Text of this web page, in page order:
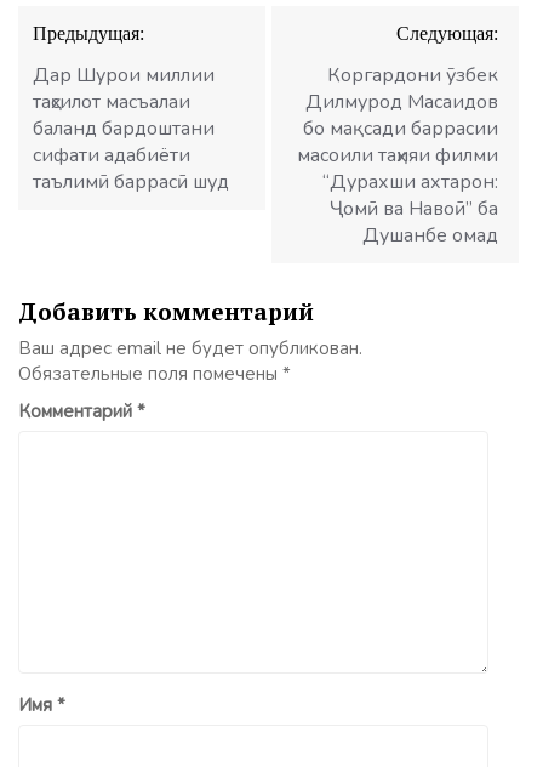
Навигация
по
записям
Предыдущая:
Дар Шурои миллии
таҳсилот масъалаи
баланд бардоштани
сифати адабиёти
таълимӣ баррасӣ шуд
Следующая:
Коргардони ӯзбек
Дилмурод Масаидов
бо мақсади баррасии
масоили таҳияи филми
“Дурахши ахтарон:
Ҷомӣ ва Навоӣ” ба
Душанбе омад
Добавить комментарий
Ваш адрес email не будет опубликован.
Обязательные поля помечены *
Комментарий *
Имя *